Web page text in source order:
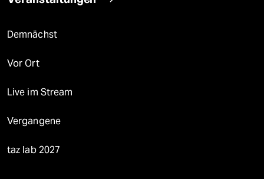
Demnächst
Vor Ort
Live im Stream
Vergangene
taz lab 2027